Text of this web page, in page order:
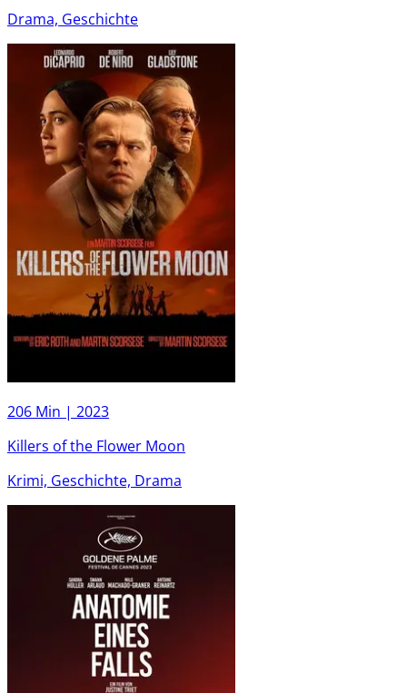
Drama, Geschichte
206 Min | 2023
Killers of the Flower Moon
Krimi, Geschichte, Drama